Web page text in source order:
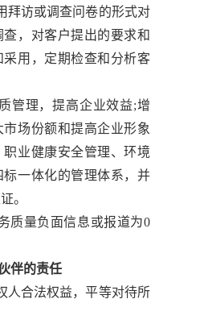
拜访或调查问卷的形式对
，对客户提出的要求和
采用，定期检查和分析客
管理，提高企业效益;增
场份额和提高企业形象
业健康安全管理、环境
标一体化的管理体系，并
。
质量负面信息或报道为0
伴的责任
人合法权益，平等对待所